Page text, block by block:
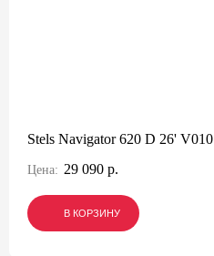
Stels Navigator 620 D 26' V010
Цена: 29 090 р.
В КОРЗИНУ
В КОРЗИНУ
В КОРЗИНУ